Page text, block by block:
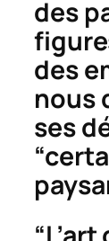
des
des
nous
ses